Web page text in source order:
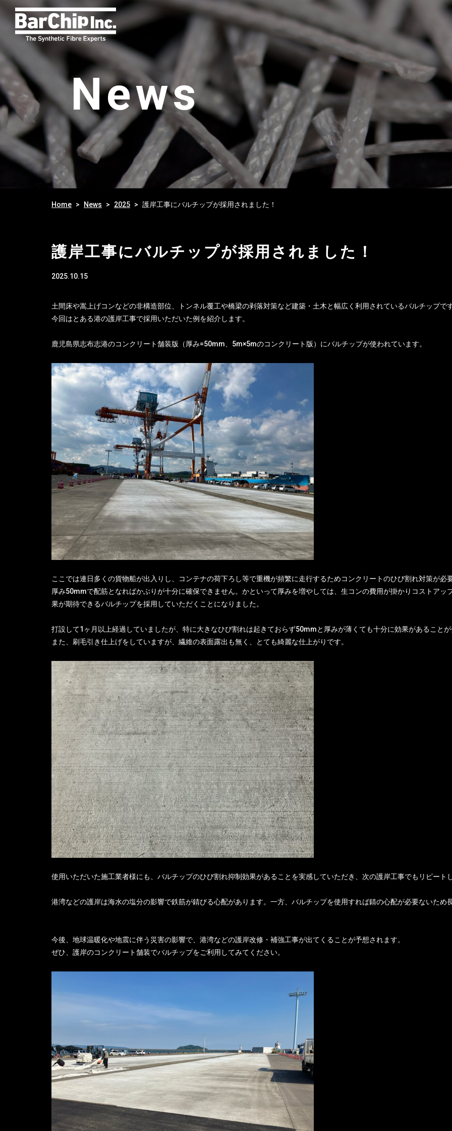
News
Home News 2025 護岸工事にバルチップが採用されました！
護岸工事にバルチップが採用されました！
2025.10.15
土間床や嵩上げコンなどの非構造部位、トンネル覆工や橋梁の剥落対策など建築・土木と幅広く利用されているバルチップで
今回はとある港の護岸工事で採用いただいた例を紹介します。
鹿児島県志布志港のコンクリート舗装版（厚み=50mm、5m×5mのコンクリート版）にバルチップが使われています。
ここでは連日多くの貨物船が出入りし、コンテナの荷下ろし等で重機が頻繁に走行するためコンクリートのひび割れ対策が必
厚み50mmで配筋となればかぶりが十分に確保できません。かといって厚みを増やしては、生コンの費用が掛かりコストア
果が期待できるバルチップを採用していただくことになりました。
打設して1ヶ月以上経過していましたが、特に大きなひび割れは起きておらず50mmと厚みが薄くても十分に効果があること
また、刷毛引き仕上げをしていますが、繊維の表面露出も無く、とても綺麗な仕上がりです。
使用いただいた施工業者様にも、バルチップのひび割れ抑制効果があることを実感していただき、次の護岸工事でもリピート
港湾などの護岸は海水の塩分の影響で鉄筋が錆びる心配があります。一方、バルチップを使用すれば錆の心配が必要ないため
今後、地球温暖化や地震に伴う災害の影響で、港湾などの護岸改修・補強工事が出てくることが予想されます。
ぜひ、護岸のコンクリート舗装でバルチップをご利用してみてください。